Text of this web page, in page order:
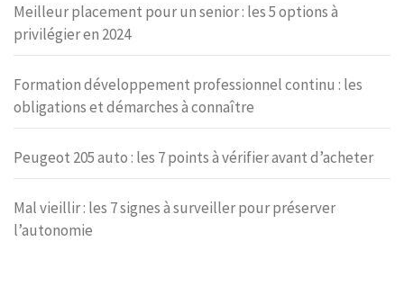
Meilleur placement pour un senior : les 5 options à
privilégier en 2024
Formation développement professionnel continu : les
obligations et démarches à connaître
Peugeot 205 auto : les 7 points à vérifier avant d’acheter
Mal vieillir : les 7 signes à surveiller pour préserver
l’autonomie